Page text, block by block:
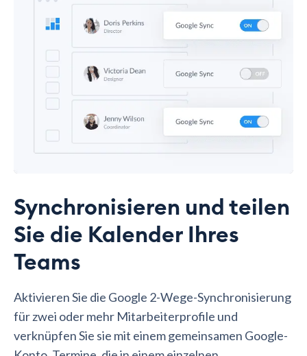
Synchronisieren und teilen
Sie die Kalender Ihres
Teams
Aktivieren Sie die Google 2-Wege-Synchronisierung
für zwei oder mehr Mitarbeiterprofile und
verknüpfen Sie sie mit einem gemeinsamen Google-